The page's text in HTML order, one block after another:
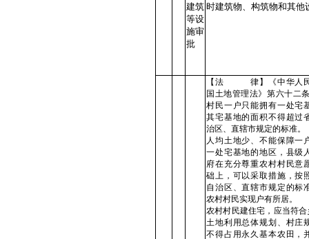
建筑
等设
施审
批
时建筑物、构筑物和其他
【法 律】《中华人
国土地管理法》第六十二
村民一户只能拥有一处宅
其宅基地的面积不得超过
治区、直辖市规定的标准。
人均土地少、不能保障一
一处宅基地的地区，县级
府在充分尊重农村村民意
础上，可以采取措施，按
自治区、直辖市规定的标
农村村民实现户有所居。
农村村民建住宅，应当符
土地利用总体规划、村庄
不得占用永久基本农田，